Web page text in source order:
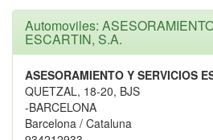
Automoviles:
ESCARTIN, S.A.
ASESORAMIENTO Y SERVICIOS
QUETZAL, 18-20, BJS
-BARCELONA
Barcelona / Cataluna